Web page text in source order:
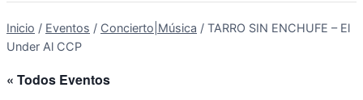
Inicio / Eventos / Concierto|Música / TARRO SIN ENCHUFE – El
Under Al CCP
« Todos Eventos